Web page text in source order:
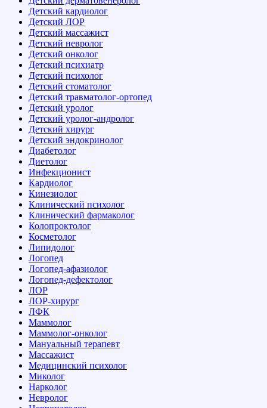
Детский кардиолог
Детский ЛОР
Детский массажист
Детский невролог
Детский онколог
Детский психиатр
Детский психолог
Детский стоматолог
Детский травматолог-ортопед
Детский уролог
Детский уролог-андролог
Детский хирург
Детский эндокринолог
Диабетолог
Диетолог
Инфекционист
Кардиолог
Кинезиолог
Клинический психолог
Клинический фармаколог
Колопроктолог
Косметолог
Липидолог
Логопед
Логопед-афазиолог
Логопед-дефектолог
ЛОР
ЛОР-хирург
ЛФК
Маммолог
Маммолог-онколог
Мануальный терапевт
Массажист
Медицинский психолог
Миколог
Нарколог
Невролог